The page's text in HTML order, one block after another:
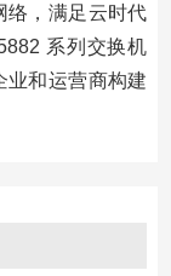
络，满足云时代
系列交换机
业和运营商构建